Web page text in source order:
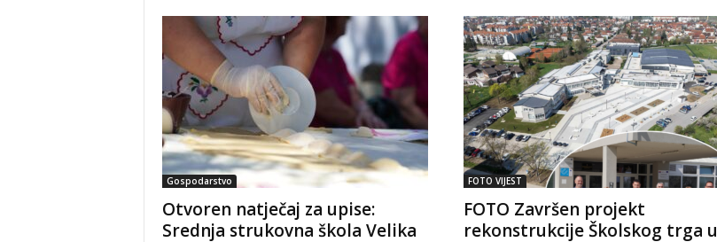
Gospodarstvo
Otvoren natječaj za upise:
Srednja strukovna škola Velika
FOTO VIJEST
FOTO Završen projekt
rekonstrukcije Školskog trga u